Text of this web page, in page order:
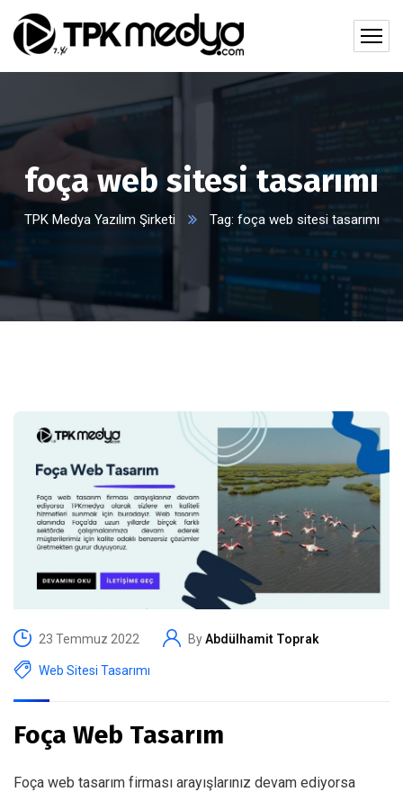
foça web sitesi tasarımı
TPK Medya Yazılım Şirketi Tag: foça web sitesi tasarımı
23 Temmuz 2022 ByAbdülhamit Toprak
Web Sitesi Tasarımı
Foça Web Tasarım
Foça web tasarım firması arayışlarınız devam ediyorsa